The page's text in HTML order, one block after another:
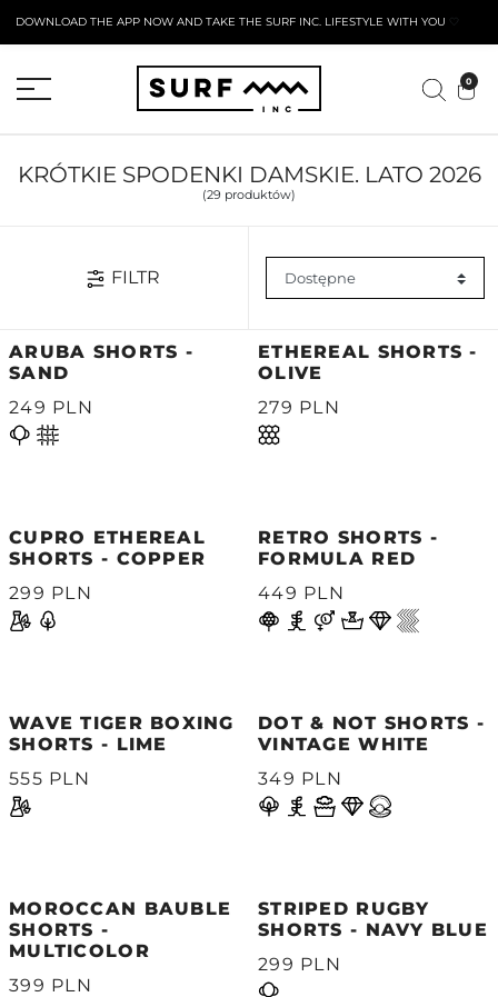
DOWNLOAD THE APP NOW AND TAKE THE SURF INC. LIFESTYLE WITH YOU 🤍
0
KRÓTKIE SPODENKI DAMSKIE. LATO 2026
(29 produktów)
FILTR
ARUBA SHORTS -
SAND
249 PLN
ETHEREAL SHORTS -
OLIVE
279 PLN
CUPRO ETHEREAL
SHORTS - COPPER
299 PLN
RETRO SHORTS -
FORMULA RED
449 PLN
WAVE TIGER BOXING
SHORTS - LIME
555 PLN
DOT & NOT SHORTS -
VINTAGE WHITE
349 PLN
MOROCCAN BAUBLE
SHORTS -
MULTICOLOR
399 PLN
STRIPED RUGBY
SHORTS - NAVY BLUE
299 PLN
AKTYWNY FORMULARZ ZWROTU